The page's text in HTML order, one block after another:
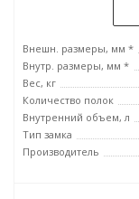
Внешн. размеры, мм *
Внутр. размеры, мм *
Вес, кг
Количество полок
Внутренний объем, л
Тип замка
Производитель